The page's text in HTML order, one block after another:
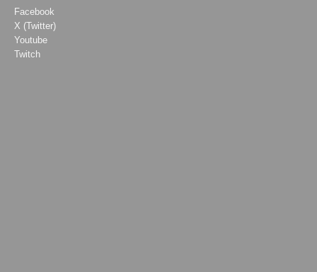
Facebook
X (Twitter)
Youtube
Twitch